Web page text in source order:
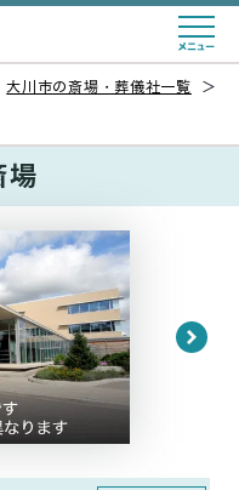
大川市の斎場・葬儀社一覧
＞
場